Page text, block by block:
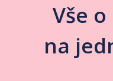
Vše o
na